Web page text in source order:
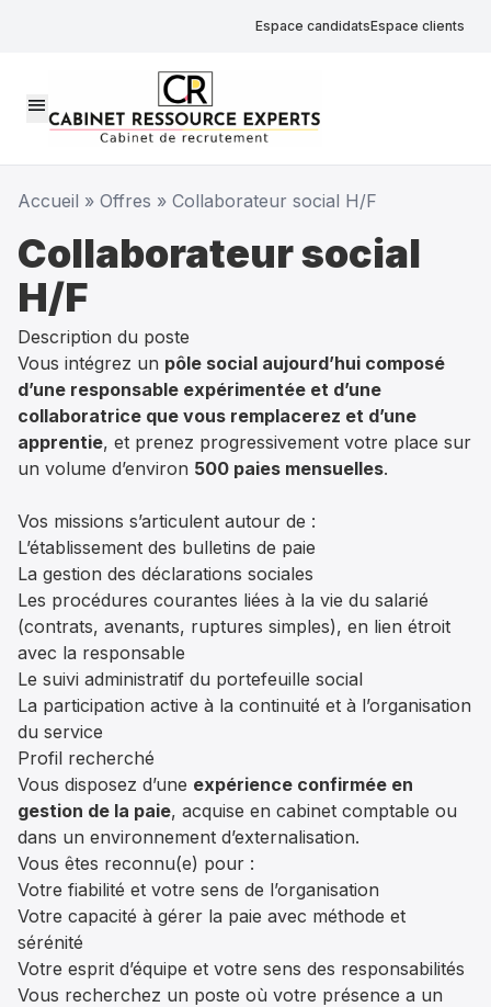
Espace candidatsEspace clients
menu
Accueil » Offres » Collaborateur social H/F
Collaborateur social
H/F
Description du poste
Vous intégrez un pôle social aujourd’hui composé
d’une responsable expérimentée et d’une
collaboratrice que vous remplacerez et d’une
apprentie, et prenez progressivement votre place sur
un volume d’environ 500 paies mensuelles.
Vos missions s’articulent autour de :
L’établissement des bulletins de paie
La gestion des déclarations sociales
Les procédures courantes liées à la vie du salarié
(contrats, avenants, ruptures simples), en lien étroit
avec la responsable
Le suivi administratif du portefeuille social
La participation active à la continuité et à l’organisation
du service
Profil recherché
Vous disposez d’une expérience confirmée en
gestion de la paie, acquise en cabinet comptable ou
dans un environnement d’externalisation.
Vous êtes reconnu(e) pour :
Votre fiabilité et votre sens de l’organisation
Votre capacité à gérer la paie avec méthode et
sérénité
Votre esprit d’équipe et votre sens des responsabilités
Vous recherchez un poste où votre présence a un